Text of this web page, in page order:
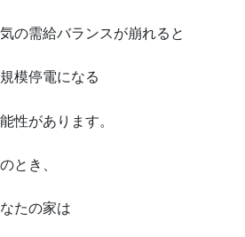
の需給バランスが崩れると
模停電になる
性があります。
とき、
たの家は